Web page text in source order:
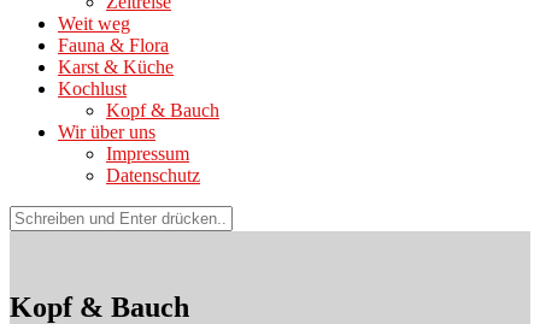
Weit weg
Fauna & Flora
Karst & Küche
Kochlust
Kopf & Bauch
Wir über uns
Impressum
Datenschutz
Suchen
nach:
Kopf & Bauch